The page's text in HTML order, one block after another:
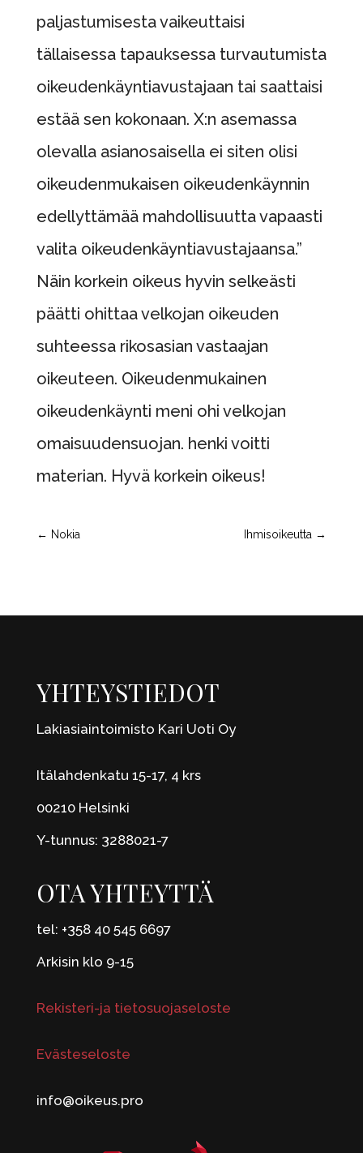
paljastumisesta vaikeuttaisi
tällaisessa tapauksessa turvautumista
oikeudenkäyntiavustajaan tai saattaisi
estää sen kokonaan. X:n asemassa
olevalla asianosaisella ei siten olisi
oikeudenmukaisen oikeudenkäynnin
edellyttämää mahdollisuutta vapaasti
valita oikeudenkäyntiavustajaansa.”
Näin korkein oikeus hyvin selkeästi
päätti ohittaa velkojan oikeuden
suhteessa rikosasian vastaajan
oikeuteen. Oikeudenmukainen
oikeudenkäynti meni ohi velkojan
omaisuudensuojan. henki voitti
materian. Hyvä korkein oikeus!
← Nokia Ihmisoikeutta →
YHTEYSTIEDOT
Lakiasiaintoimisto Kari Uoti Oy
Itälahdenkatu 15-17, 4 krs
00210 Helsinki
Y-tunnus: 3288021-7
OTA YHTEYTTÄ
tel: +358 40 545 6697
Arkisin klo 9-15
Rekisteri-ja tietosuojaseloste
Evästeseloste
info@oikeus.pro